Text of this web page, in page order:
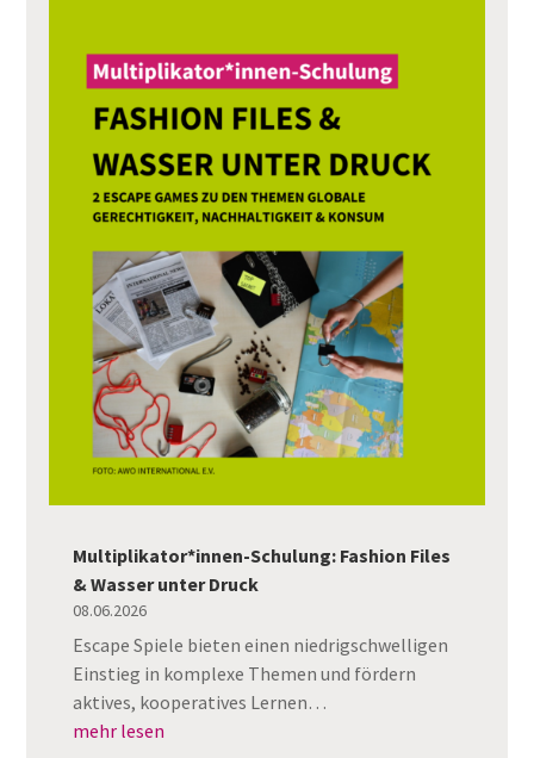
Multiplikator*innen-Schulung: Fashion Files
& Wasser unter Druck
08.06.2026
Escape Spiele bieten einen niedrigschwelligen
Einstieg in komplexe Themen und fördern
aktives, kooperatives Lernen…
mehr lesen